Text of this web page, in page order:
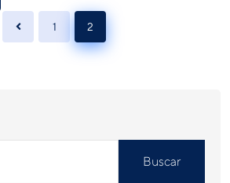
1 2
Buscar